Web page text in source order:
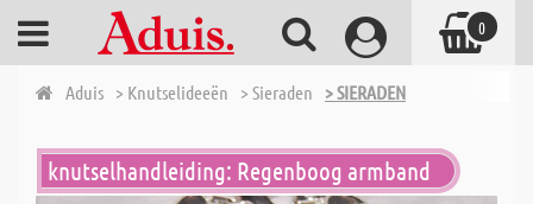
Aduis > Knutselideeën > Sieraden > SIERADEN
knutselhandleiding: Regenboog armband
0